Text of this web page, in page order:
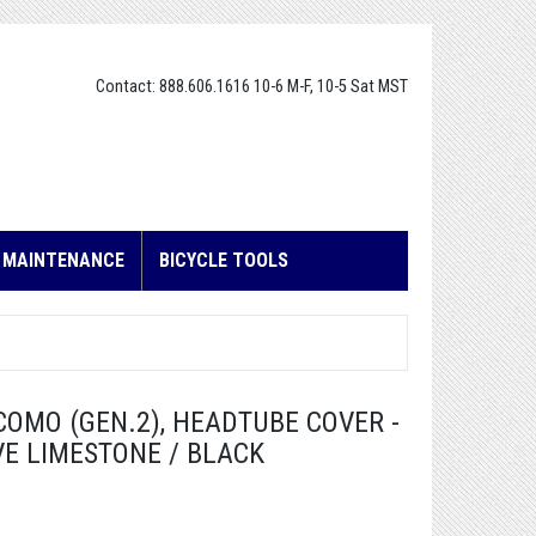
Contact: 888.606.1616 10-6 M-F, 10-5 Sat MST
BICYCLE TOOLS
(GEN.2), HEADTUBE COVER -
LIMESTONE / BLACK